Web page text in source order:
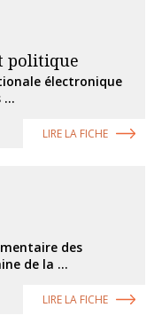
politique
électronique
LIRE LA FICHE
des
de la ...
LIRE LA FICHE